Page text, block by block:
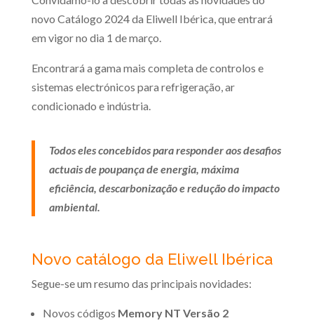
novo Catálogo 2024 da Eliwell Ibérica, que entrará
em vigor no dia 1 de março.
Encontrará a gama mais completa de controlos e
sistemas electrónicos para refrigeração, ar
condicionado e indústria.
Todos eles concebidos para responder aos desafios
actuais de poupança de energia, máxima
eficiência, descarbonização e redução do impacto
ambiental.
Novo catálogo da Eliwell Ibérica
Segue-se um resumo das principais novidades:
Novos códigos Memory NT Versão 2